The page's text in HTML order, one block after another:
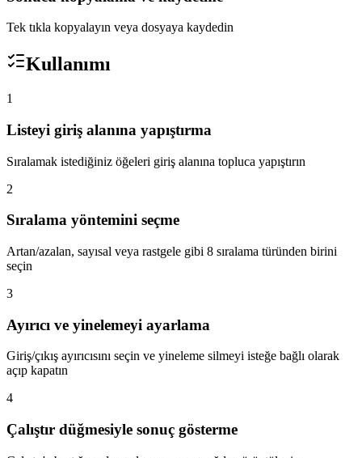
Tek tıkla kopyalayın veya dosyaya kaydedin
Kullanımı
1
Listeyi giriş alanına yapıştırma
Sıralamak istediğiniz öğeleri giriş alanına topluca yapıştırın
2
Sıralama yöntemini seçme
Artan/azalan, sayısal veya rastgele gibi 8 sıralama türünden birini
seçin
3
Ayırıcı ve yinelemeyi ayarlama
Giriş/çıkış ayırıcısını seçin ve yineleme silmeyi isteğe bağlı olarak
açıp kapatın
4
Çalıştır düğmesiyle sonuç gösterme